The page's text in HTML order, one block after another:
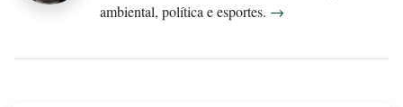
ambiental, política e esportes. →